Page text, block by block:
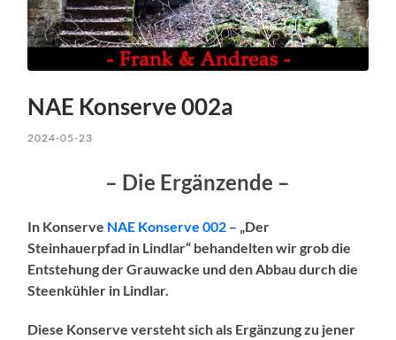
NAE Konserve 002a
2024-05-23
– Die Ergänzende –
In Konserve NAE Konserve 002 – „Der
Steinhauerpfad in Lindlar“ behandelten wir grob die
Entstehung der Grauwacke und den Abbau durch die
Steenkühler in Lindlar.
Diese Konserve versteht sich als Ergänzung zu jener